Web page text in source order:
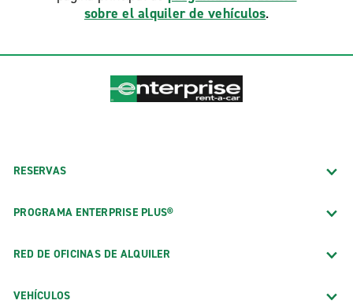
sobre el alquiler de vehículos.
RESERVAS
PROGRAMA ENTERPRISE PLUS®
RED DE OFICINAS DE ALQUILER
VEHÍCULOS